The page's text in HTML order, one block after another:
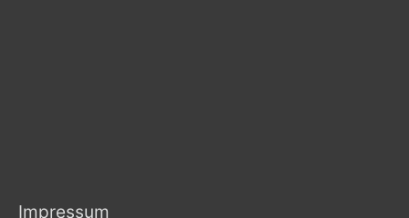
Impressum